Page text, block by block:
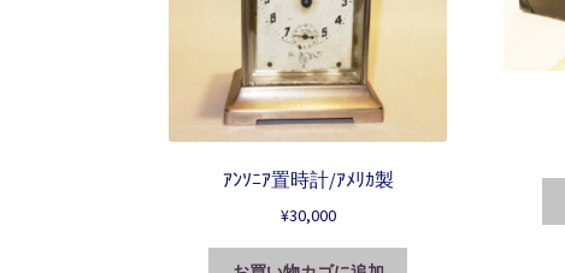
ｱﾝｿﾆｱ置時計/ｱﾒﾘｶ製
¥30,000